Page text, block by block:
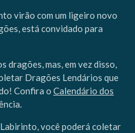
virão com um ligeiro novo
está convidado para
dragões, mas, em vez disso,
Dragões Lendários que
Confira o Calendário dos
você poderá coletar